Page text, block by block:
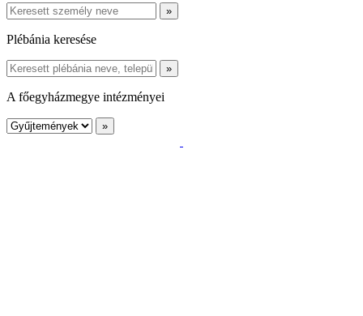
Plébánia keresése
A főegyházmegye intézményei